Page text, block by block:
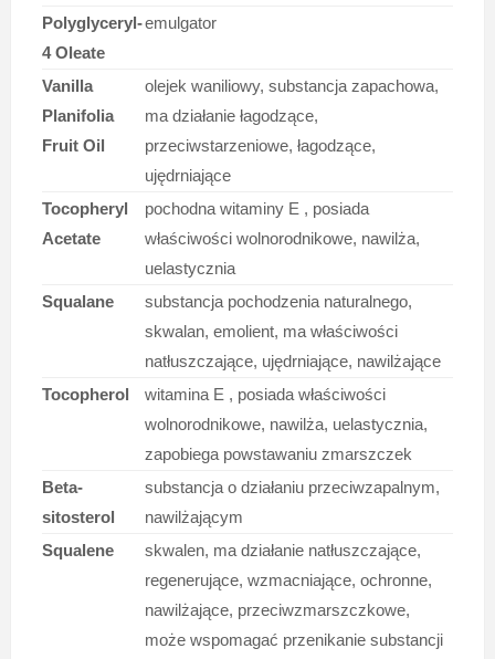
Polyglyceryl-
4 Oleate
emulgator
Vanilla
Planifolia
Fruit Oil
olejek waniliowy, substancja zapachowa,
ma działanie łagodzące,
przeciwstarzeniowe, łagodzące,
ujędrniające
Tocopheryl
Acetate
pochodna witaminy E , posiada
właściwości wolnorodnikowe, nawilża,
uelastycznia
Squalane
substancja pochodzenia naturalnego,
skwalan, emolient, ma właściwości
natłuszczające, ujędrniające, nawilżające
Tocopherol
witamina E , posiada właściwości
wolnorodnikowe, nawilża, uelastycznia,
zapobiega powstawaniu zmarszczek
Beta-
sitosterol
substancja o działaniu przeciwzapalnym,
nawilżającym
Squalene
skwalen, ma działanie natłuszczające,
regenerujące, wzmacniające, ochronne,
nawilżające, przeciwzmarszczkowe,
może wspomagać przenikanie substancji